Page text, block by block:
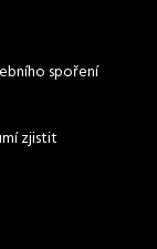
spoření
zjistit